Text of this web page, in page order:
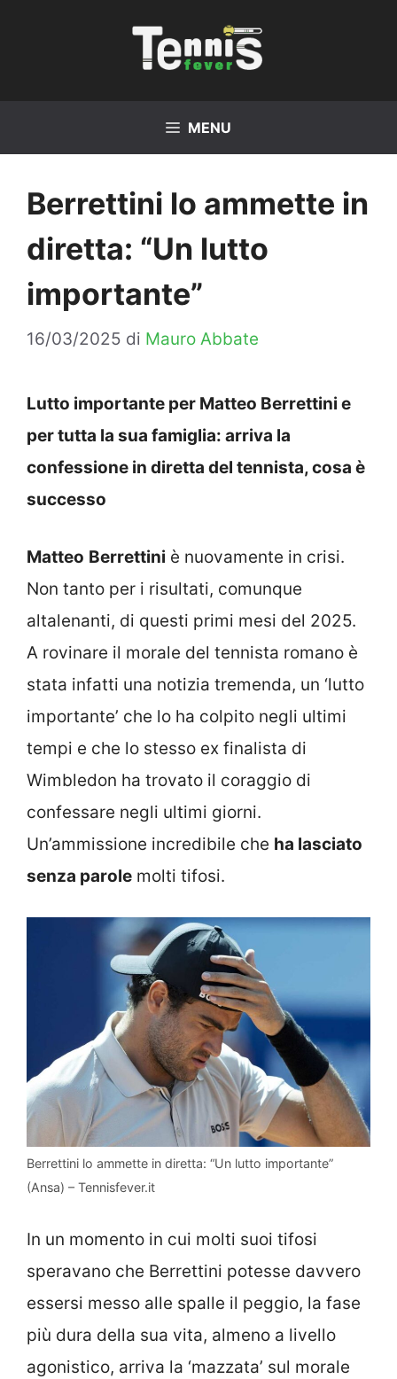
MENU
Berrettini lo ammette in
diretta: “Un lutto
importante”
16/03/2025 di Mauro Abbate
Lutto importante per Matteo Berrettini e
per tutta la sua famiglia: arriva la
confessione in diretta del tennista, cosa è
successo
Matteo Berrettini è nuovamente in crisi.
Non tanto per i risultati, comunque
altalenanti, di questi primi mesi del 2025.
A rovinare il morale del tennista romano è
stata infatti una notizia tremenda, un ‘lutto
importante’ che lo ha colpito negli ultimi
tempi e che lo stesso ex finalista di
Wimbledon ha trovato il coraggio di
confessare negli ultimi giorni.
Un’ammissione incredibile che ha lasciato
senza parole molti tifosi.
Berrettini lo ammette in diretta: “Un lutto importante”
(Ansa) – Tennisfever.it
In un momento in cui molti suoi tifosi
speravano che Berrettini potesse davvero
essersi messo alle spalle il peggio, la fase
più dura della sua vita, almeno a livello
agonistico, arriva la ‘mazzata’ sul morale